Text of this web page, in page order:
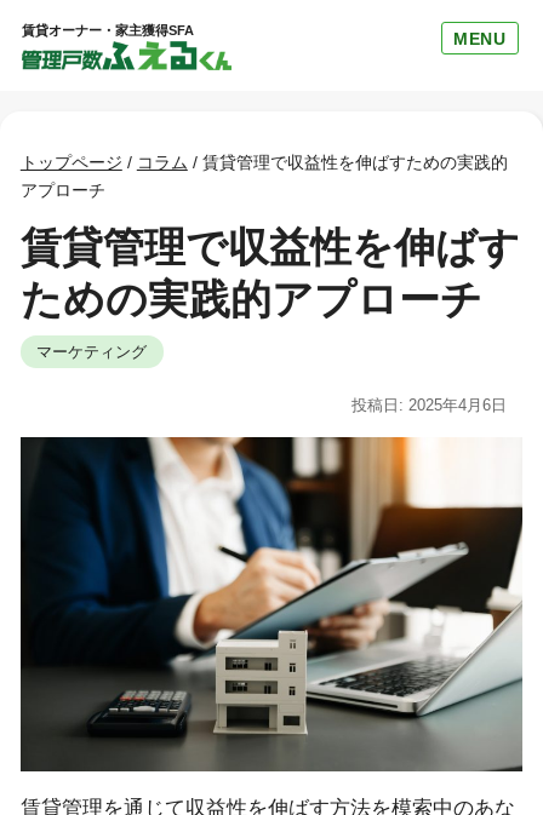
賃貸オーナー・家主獲得SFA MENU
トップページ / コラム / 賃貸管理で収益性を伸ばすための実践的
アプローチ
賃貸管理で収益性を伸ばす
ための実践的アプローチ
マーケティング
投稿日: 2025年4月6日
賃貸管理を通じて収益性を伸ばす方法を模索中のあな